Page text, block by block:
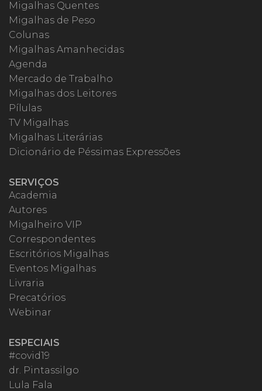
Migalhas Quentes
Migalhas de Peso
Colunas
Migalhas Amanhecidas
Agenda
Mercado de Trabalho
Migalhas dos Leitores
Pílulas
TV Migalhas
Migalhas Literárias
Dicionário de Péssimas Expressões
SERVIÇOS
Academia
Autores
Migalheiro VIP
Correspondentes
Escritórios Migalhas
Eventos Migalhas
Livraria
Precatórios
Webinar
ESPECIAIS
#covid19
dr. Pintassilgo
Lula Fala